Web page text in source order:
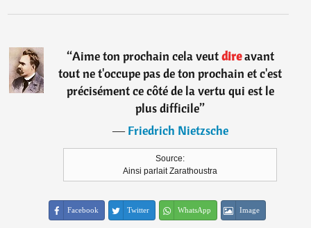
“Aime ton prochain cela veutdireavant
tout ne t'occupe pas de ton prochain et c'est
précisément ce côté de la vertu qui est le
plus difficile”
―Friedrich Nietzsche
Source:
Ainsi parlait Zarathoustra
Facebook Twitter WhatsApp Image